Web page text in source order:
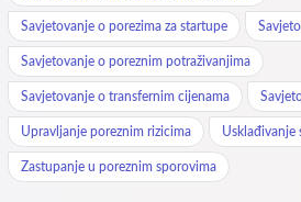
Savjetovanje o porezima za startupe
Savjetovanje o poreznim potraživanjima
Savjetovanje o transfernim cijenama
Upravljanje poreznim rizicima Usklađivanje
Zastupanje u poreznim sporovima